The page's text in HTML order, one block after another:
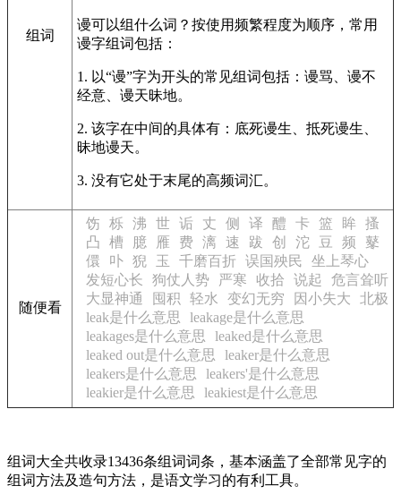
组词
谩可以组什么词？按使用频繁程度为顺序，常用
谩字组词包括：
1. 以“谩”字为开头的常见组词包括：谩骂、谩不
经意、谩天昧地。
2. 该字在中间的具体有：底死谩生、抵死谩生、
昧地谩天。
3. 没有它处于末尾的高频词汇。
随便看
饬 栎 沸 世 诟 丈 侧 译 醴 卡 篮 眸 搔
凸
槽 臆 雁 费 漓 速 跋 创 沱 豆 频
鼕
儇
卟 猊 玉 千磨百折 误国殃民
坐上琴心
发短心长
狗仗人势 严寒 收拾 说起
危言耸听
大显神通
囤积 轻水 变幻无穷 因小失大
北极
leak是什么意思
leakage是什么意思
leakages是什么意思
leaked是什么意思
leaked out是什么意思
leaker是什么意思
leakers是什么意思
leakers'是什么意思
leakier是什么意思
leakiest是什么意思
组词大全共收录13436条组词词条，基本涵盖了全部常见字的
组词方法及造句方法，是语文学习的有利工具。